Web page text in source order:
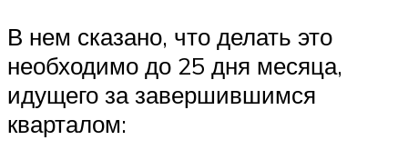
В нем сказано, что делать это
необходимо до 25 дня месяца,
идущего за завершившимся
кварталом: